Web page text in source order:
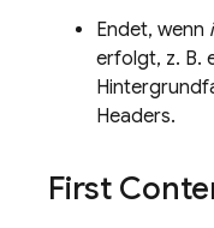
Endet, wenn
erfolgt, z. B.
Headers.
First